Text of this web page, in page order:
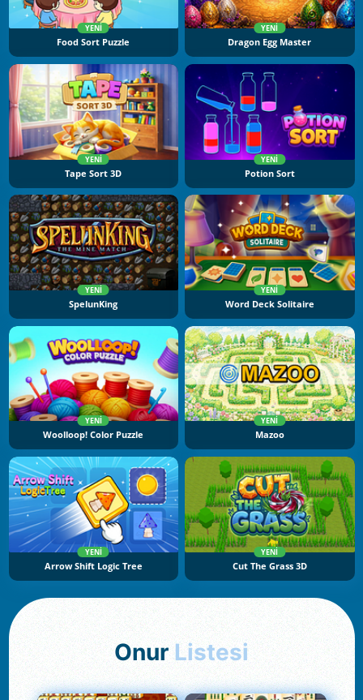
YENI
Food Sort Puzzle
YENI
Dragon Egg Master
YENI
Tape Sort 3D
YENI
Potion Sort
YENI
SpelunKing
YENI
Word Deck Solitaire
YENI
Woolloop! Color Puzzle
YENI
Mazoo
YENI
Arrow Shift Logic Tree
YENI
Cut The Grass 3D
Onur Listesi